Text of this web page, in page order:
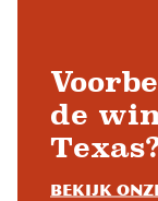
de
Bekijk